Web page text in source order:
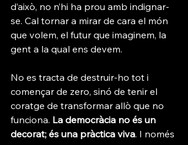
d’això, no n’hi ha prou amb indignar-
se. Cal tornar a mirar de cara el món
que volem, el futur que imaginem, la
gent a la qual ens devem.
No es tracta de destruir-ho tot i
començar de zero, sinó de tenir el
coratge de transformar allò que no
funciona. La democràcia no és un
decorat; és una pràctica viva. I només